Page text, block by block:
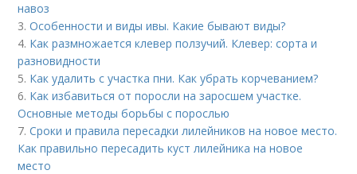
навоз
3.Особенности и виды ивы. Какие бывают виды?
4. Как размножается клевер ползучий. Клевер: сорта и
разновидности
5. Как удалить с участка пни. Как убрать корчеванием?
6. Как избавиться от поросли на заросшем участке.
Основные методы борьбы с порослью
7.Сроки и правила пересадки лилейников на новое место.
Как правильно пересадить куст лилейника на новое
место